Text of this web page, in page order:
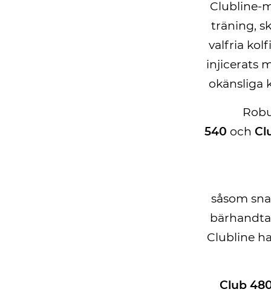
Clubline-
träning,
valfria
injicerats
okänsliga
540 och
såsom
Clubline
Club